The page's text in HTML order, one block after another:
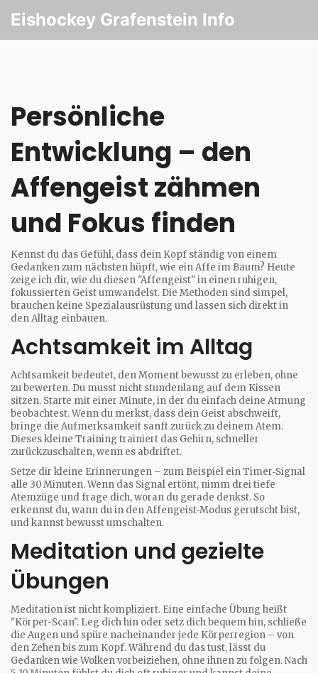
Eishockey Grafenstein Info
Persönliche
Entwicklung – den
Affengeist zähmen
und Fokus finden
Kennst du das Gefühl, dass dein Kopf ständig von einem
Gedanken zum nächsten hüpft, wie ein Affe im Baum? Heute
zeige ich dir, wie du diesen "Affengeist" in einen ruhigen,
fokussierten Geist umwandelst. Die Methoden sind simpel,
brauchen keine Spezialausrüstung und lassen sich direkt in
den Alltag einbauen.
Achtsamkeit im Alltag
Achtsamkeit bedeutet, den Moment bewusst zu erleben, ohne
zu bewerten. Du musst nicht stundenlang auf dem Kissen
sitzen. Starte mit einer Minute, in der du einfach deine Atmung
beobachtest. Wenn du merkst, dass dein Geist abschweift,
bringe die Aufmerksamkeit sanft zurück zu deinem Atem.
Dieses kleine Training trainiert das Gehirn, schneller
zurückzuschalten, wenn es abdriftet.
Setze dir kleine Erinnerungen – zum Beispiel ein Timer‑Signal
alle 30 Minuten. Wenn das Signal ertönt, nimm drei tiefe
Atemzüge und frage dich, woran du gerade denkst. So
erkennst du, wann du in den Affengeist‑Modus gerutscht bist,
und kannst bewusst umschalten.
Meditation und gezielte
Übungen
Meditation ist nicht kompliziert. Eine einfache Übung heißt
"Körper-Scan". Leg dich hin oder setz dich bequem hin, schließe
die Augen und spüre nacheinander jede Körperregion – von
den Zehen bis zum Kopf. Während du das tust, lässt du
Gedanken wie Wolken vorbeiziehen, ohne ihnen zu folgen. Nach